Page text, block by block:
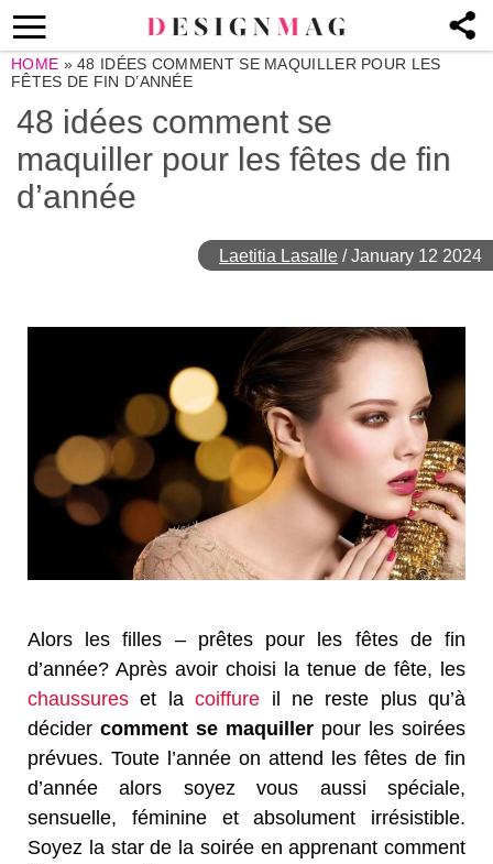
HOME »48 IDÉES COMMENT SE MAQUILLER POUR LES
FÊTES DE FIN D’ANNÉE
48 idées comment se
maquiller pour les fêtes de fin
d’année
Laetitia Lasalle /January 12 2024
Alors les filles – prêtes pour les fêtes de fin
d’année? Après avoir choisi la tenue de fête, les
chaussures et lacoiffure il ne reste plus qu’à
décider comment se maquiller pour les soirées
prévues. Toute l’année on attend les fêtes de fin
d’année alors soyez vous aussi spéciale,
sensuelle, féminine et absolument irrésistible.
Soyez la star de la soirée en apprenant comment